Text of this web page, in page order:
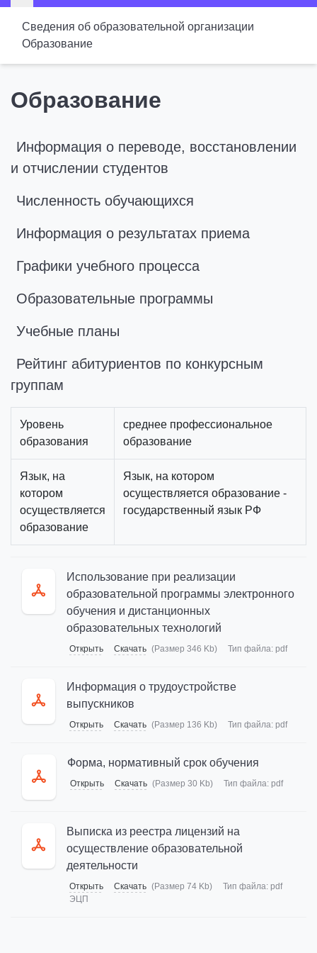
Сведения об образовательной организации
Образование
Образование
Информация о переводе, восстановлении
и отчислении студентов
Численность обучающихся
Информация о результатах приема
Графики учебного процесса
Образовательные программы
Учебные планы
Рейтинг абитуриентов по конкурсным
группам
Уровень
образования
среднее профессиональное
образование
Язык, на
котором
осуществляется
образование
Язык, на котором
осуществляется образование -
государственный язык РФ
Использование при реализации
образовательной программы электронного
обучения и дистанционных
образовательных технологий
Открыть Скачать (Размер 346 Kb) Тип файла: pdf
Информация о трудоустройстве
выпускников
Открыть Скачать (Размер 136 Kb) Тип файла: pdf
Форма, нормативный срок обучения
Открыть Скачать (Размер 30 Kb) Тип файла: pdf
Выписка из реестра лицензий на
осуществление образовательной
деятельности
Открыть Скачать (Размер 74 Kb) Тип файла: pdf
ЭЦП